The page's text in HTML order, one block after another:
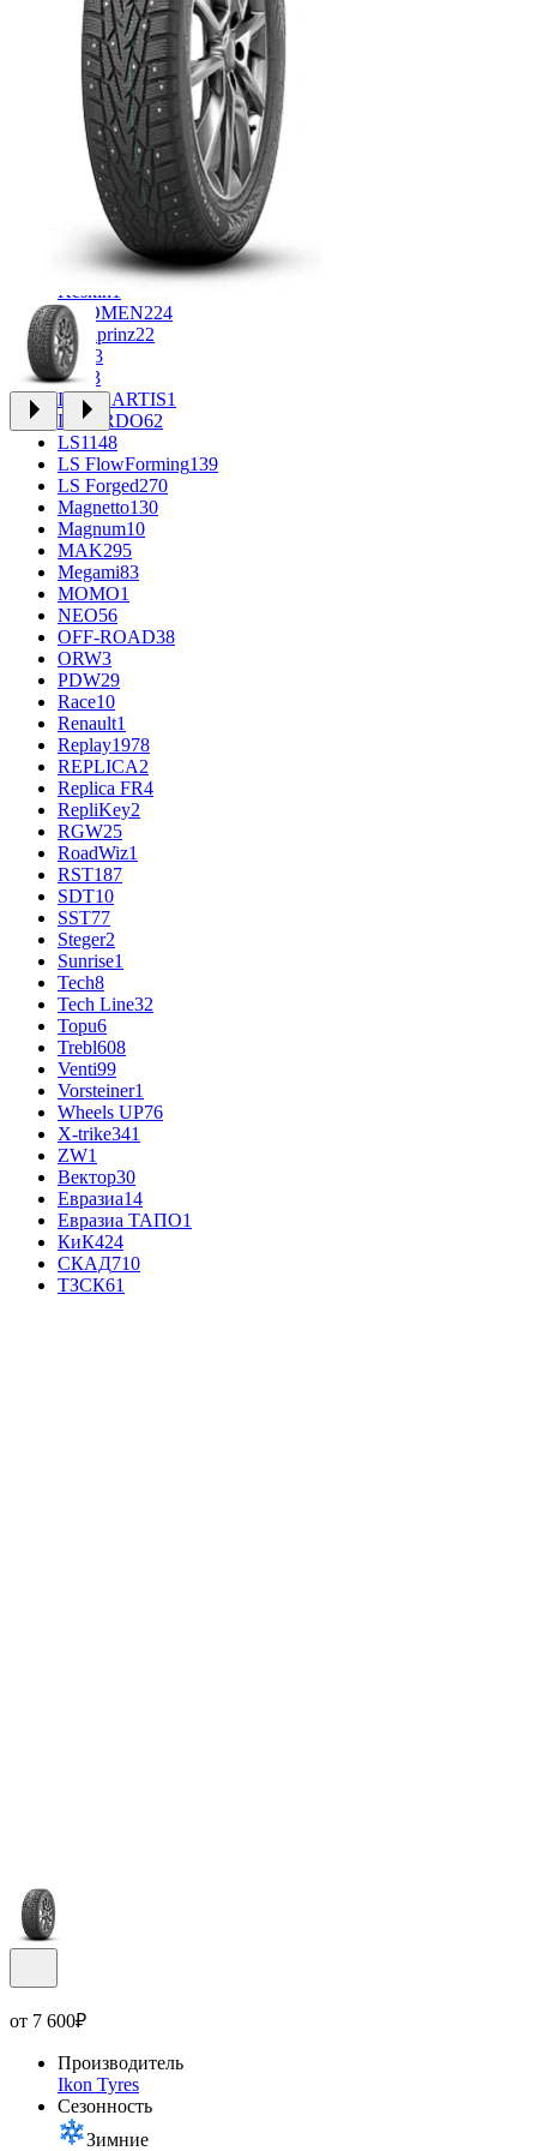
CROSS_STREET30
Eurodisk1
34
GR71
Grizzly3
iFree1004
iFree Original53
Ikon1
INFORGED1
1
1
KDW148
Keskin 1
KHOMEN224
Kronprinz22
KT
23
LE
13
LEGE ARTIS1
LIZARDO62
LS1148
LS FlowForming139
LS Forged270
Magnetto130
Magnum10
MAK295
Megami83
MOMO1
NEO56
OFF-ROAD38
ORW3
PDW29
Race10
Renault1
Replay1978
REPLICA2
Replica FR4
RepliKey2
RGW25
RoadWiz1
RST187
SDT10
SST77
Steger2
Sunrise1
Tech8
Tech Line32
Topu6
Trebl608
Venti99
Vorsteiner1
Wheels UP76
X-trike341
ZW1
Вектор30
Евразиа14
Евразиа ТАПО1
КиК424
СКАД710
ТЗСК61
от 7 600₽
Производитель
Ikon Tyres
Сезонность
Зимние